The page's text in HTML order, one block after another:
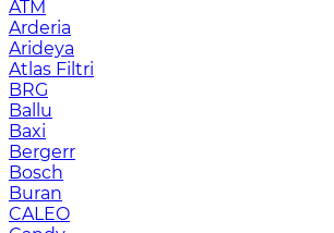
ATM
Arderia
Arideya
Atlas Filtri
BRG
Ballu
Baxi
Bergerr
Bosch
Buran
CALEO